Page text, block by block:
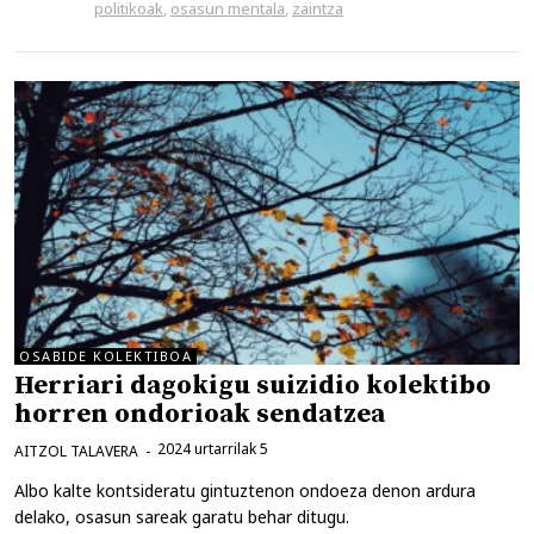
politikoak, osasun mentala, zaintza
OSABIDE KOLEKTIBOA
Herriari dagokigu suizidio kolektibo
horren ondorioak sendatzea
2024 urtarrilak 5
AITZOL TALAVERA
Albo kalte kontsideratu gintuztenon ondoeza denon ardura
delako, osasun sareak garatu behar ditugu.